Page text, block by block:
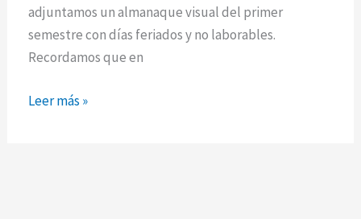
adjuntamos un almanaque visual del primer
semestre con días feriados y no laborables.
Recordamos que en
Leer más »